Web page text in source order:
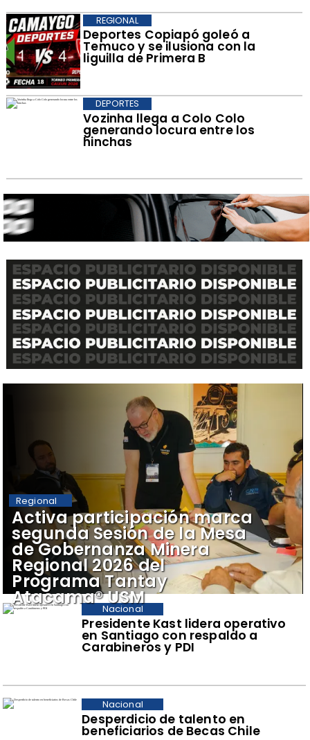
Deportes Copiapó goleó a
Temuco y se ilusiona con la
liguilla de Primera B
REGIONAL
Vozinha llega a Colo Colo
generando locura entre los
hinchas
DEPORTES
Presidente Kast lidera operativo
en Santiago con respaldo a
Carabineros y PDI
Nacional
Desperdicio de talento en
beneficiarios de Becas Chile
Nacional
​Activa participación marca
segunda Sesión de la Mesa
de Gobernanza Minera
Regional 2026 del
Programa Tantay
Atacama® USM
Regional